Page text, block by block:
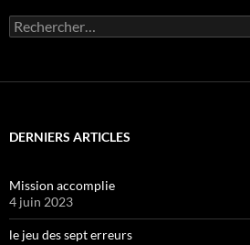
Rechercher :
DERNIERS ARTICLES
Mission accomplie
4 juin 2023
le jeu des sept erreurs